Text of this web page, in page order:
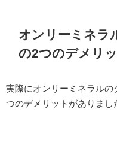
オンリーミネラ
の2つのデメリ
実際にオンリーミネラル
つのデメリットがありまし